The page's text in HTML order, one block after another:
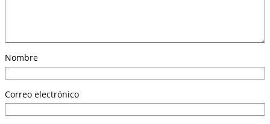
Nombre
Correo electrónico